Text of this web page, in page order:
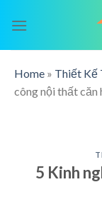
Home » Thiết Kế
công nội thất căn
5 Kinh